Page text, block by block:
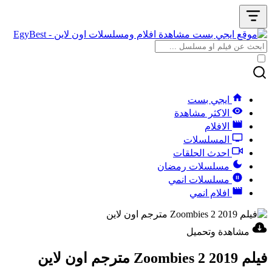
ايجي بست
الاكثر مشاهدة
الافلام
المسلسلات
احدث الحلقات
مسلسلات رمضان
مسلسلات انمي
افلام انمي
مشاهدة وتحميل
فيلم Zoombies 2 2019 مترجم اون لاين